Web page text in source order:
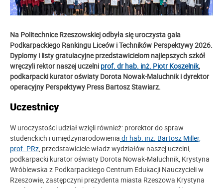
Na Politechnice Rzeszowskiej odbyła się uroczysta gala
Podkarpackiego Rankingu Liceów i Techników Perspektywy 2026.
Dyplomy i listy gratulacyjne przedstawicielom najlepszych szkół
wręczyli rektor naszej uczelni prof. dr hab. inż. Piotr Koszelnik,
podkarpacki kurator oświaty Dorota Nowak-Maluchnik idyrektor
operacyjny Perspektywy Press Bartosz Stawiarz.
Uczestnicy
W uroczystości udział wzięli również: prorektor do spraw
studenckich i umiędzynarodowienia dr hab. inż. Bartosz Miller,
prof. PRz , przedstawiciele władz wydziałów naszej uczelni,
podkarpacki kurator oświaty Dorota Nowak-Maluchnik, Krystyna
Wróblewska z Podkarpackiego Centrum Edukacji Nauczycieli w
Rzeszowie, zastępczyni prezydenta miasta Rzeszowa Krystyna